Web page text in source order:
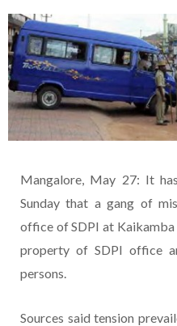
Mangalore, May 27: It
Sunday that a gang of
office of SDPI at Kaikamba
property of SDPI office
persons.
Sources said tension